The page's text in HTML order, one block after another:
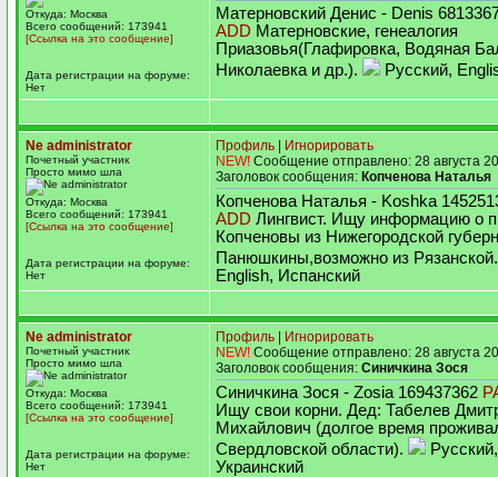
Откуда: Москва
Всего сообщений: 173941
[Ссылка на это сообщение]
Дата регистрации на форуме:
Нет
Матерновский Денис - Denis
ADD Матерновские, генеалогия
Приазовья(Глафировка, Водяная
Николаевка и др.).
Русский,
Ne administrator
Почетный участник
Просто мимо шла
Откуда: Москва
Всего сообщений: 173941
[Ссылка на это сообщение]
Дата регистрации на форуме:
Нет
Профиль
Игнорировать
NEW! Сообщение отправлено: 28 августа
Заголовок сообщения: Копченова Наталья
Копченова Наталья - Koshka
ADD Лингвист. Ищу информацию о
Копченовы из Нижегородской
Панюшкины,возможно из
English, Испанский
Ne administrator
Почетный участник
Просто мимо шла
Откуда: Москва
Всего сообщений: 173941
[Ссылка на это сообщение]
Дата регистрации на форуме:
Нет
Профиль
Игнорировать
NEW! Сообщение отправлено: 28 августа
Заголовок сообщения: Синичкина Зося
Синичкина Зося - Zosia 169437362
Ищу свои корни. Дед: Табелев
Михайлович (долгое время
Свердловской области).
Украинский